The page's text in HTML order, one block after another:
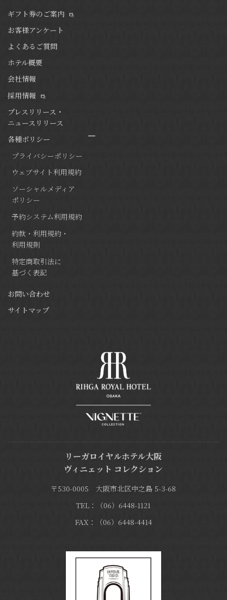
ギフト券のご案内
お客様アンケート
よくあるご質問
ホテル概要
会社情報
採用情報
プレスリリース・
ニュースリリース
各種ポリシー
プライバシーポリシー
ウェブサイト利用規約
ソーシャルメディア
ポリシー
予約システム利用規約
約款・利用規約・
利用規則
特定商取引法に
基づく表記
お問い合わせ
サイトマップ
リーガロイヤルホテル大阪
ヴィニェット コレクション
〒530-0005 大阪市北区中之島 5-3-68
TEL：（06）6448-1121
FAX：（06）6448-4414